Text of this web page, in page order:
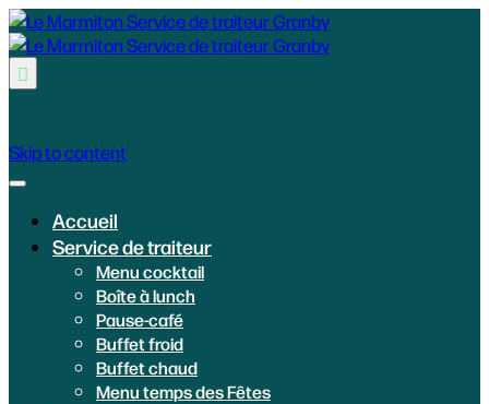

Skip to content
Accueil
Service de traiteur
Menu cocktail
Boîte à lunch
Pause-café
Buffet froid
Buffet chaud
Menu temps des Fêtes